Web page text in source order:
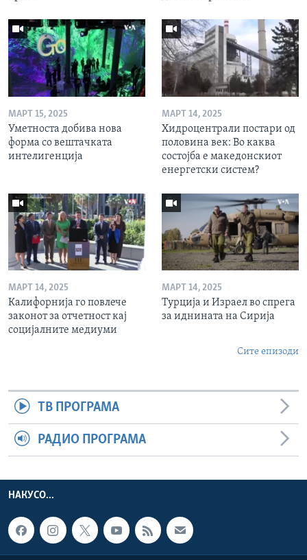
МАРТ 15, 2025
Уметноста добива нова
форма со вештачката
интелигенција
МАРТ 14, 2025
Хидроцентрали постари од
половина век: Во каква
состојба е македонскиот
енергетски систем?
МАРТ 14, 2025
Калифорнија го повлече
законот за отчетност кај
социјалните медиуми
МАРТ 14, 2025
Турција и Израел во спрега
за иднината на Сирија
Сите епизоди
ТВ ПРОГРАМА
РАДИО ПРОГРАМА
НАКУСО...